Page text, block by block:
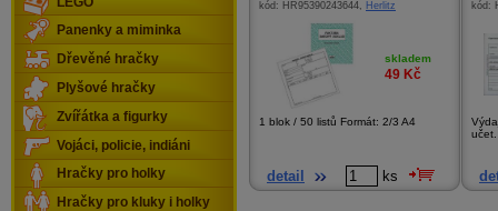
kód: HR95390243644, Herlitz
skladem
49 Kč
1 blok / 50 listů Formát: 2/3 A4
detail ks
kód:
Panenky a miminka
Dřevěné hračky
Plyšové hračky
Zvířátka a figurky
Vojáci, policie, indiáni
Hračky pro holky
Hračky pro kluky i holky